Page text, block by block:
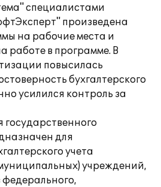
специалистами
произведена
на рабочие места и
работе в программе. В
повысилась
бухгалтерского
усилился контроль за
государственного
для
учета
учреждений,